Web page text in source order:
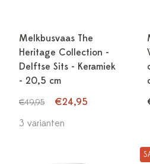
Melkbusvaas The
Heritage Collection -
Delftse Sits - Keramiek
- 20,5 cm
€49,95
€24,95
3 varianten